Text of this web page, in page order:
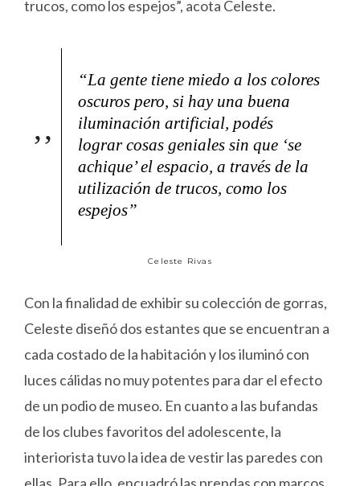
trucos, como los espejos”, acota Celeste.
“La gente tiene miedo a los colores
oscuros pero, si hay una buena
iluminación artificial, podés
lograr cosas geniales sin que ‘se
achique’ el espacio, a través de la
utilización de trucos, como los
espejos”
Celeste Rivas
Con la finalidad de exhibir su colección de gorras,
Celeste diseñó dos estantes que se encuentran a
cada costado de la habitación y los iluminó con
luces cálidas no muy potentes para dar el efecto
de un podio de museo. En cuanto a las bufandas
de los clubes favoritos del adolescente, la
interiorista tuvo la idea de vestir las paredes con